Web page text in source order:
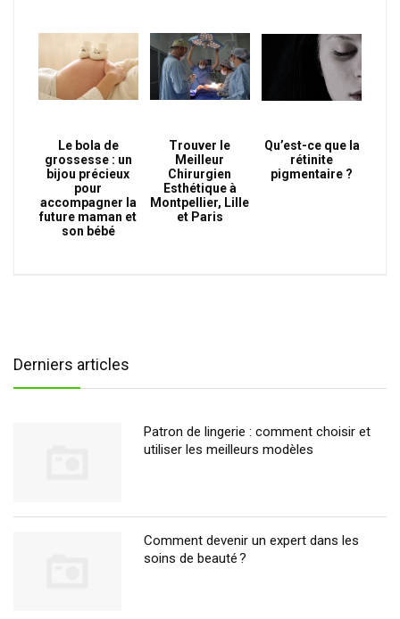
Le bola de
grossesse : un
bijou précieux
pour
accompagner la
future maman et
son bébé
Trouver le
Meilleur
Chirurgien
Esthétique à
Montpellier, Lille
et Paris
Qu’est-ce que la
rétinite
pigmentaire ?
Derniers articles
Patron de lingerie : comment choisir et
utiliser les meilleurs modèles
Comment devenir un expert dans les
soins de beauté ?